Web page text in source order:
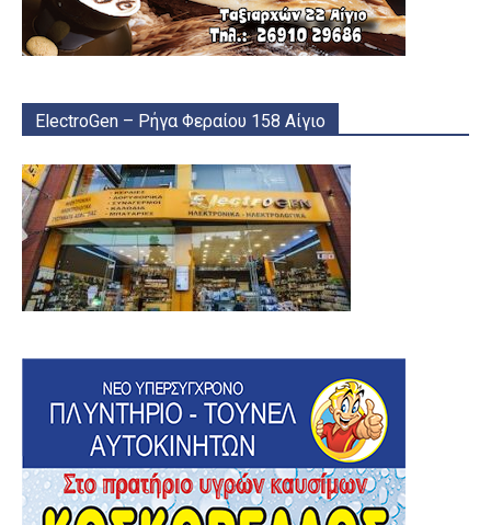
ElectroGen – Ρήγα Φεραίου 158 Αίγιο